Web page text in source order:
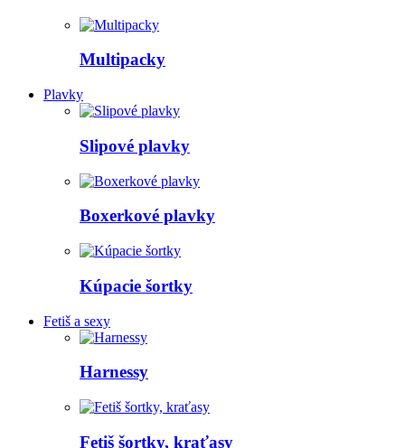
Multipacky
Plavky
Slipové plavky
Boxerkové plavky
Kúpacie šortky
Fetiš a sexy
Harnessy
Fetiš šortky, kraťasy